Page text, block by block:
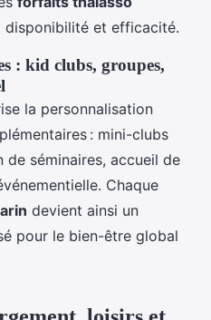
disponibilité et efficacité.
: kid clubs, groupes,
la personnalisation
: mini-clubs
séminaires, accueil de
Chaque
devient ainsi un
pour le bien-être global